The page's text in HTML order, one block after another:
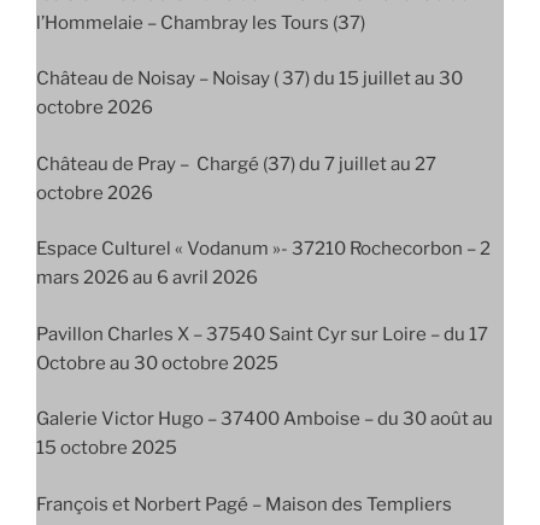
l’Hommelaie – Chambray les Tours (37)
Château de Noisay – Noisay ( 37) du 15 juillet au 30
octobre 2026
Château de Pray – Chargé (37) du 7 juillet au 27
octobre 2026
Espace Culturel « Vodanum »- 37210 Rochecorbon – 2
mars 2026 au 6 avril 2026
Pavillon Charles X – 37540 Saint Cyr sur Loire – du 17
Octobre au 30 octobre 2025
Galerie Victor Hugo – 37400 Amboise – du 30 août au
15 octobre 2025
François et Norbert Pagé – Maison des Templiers